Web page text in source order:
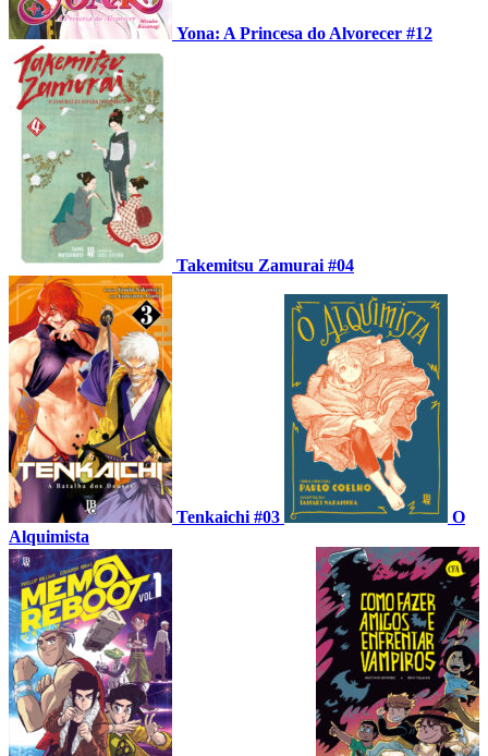
Yona: A Princesa do Alvorecer #12
Takemitsu Zamurai #04
Tenkaichi #03
O
Alquimista